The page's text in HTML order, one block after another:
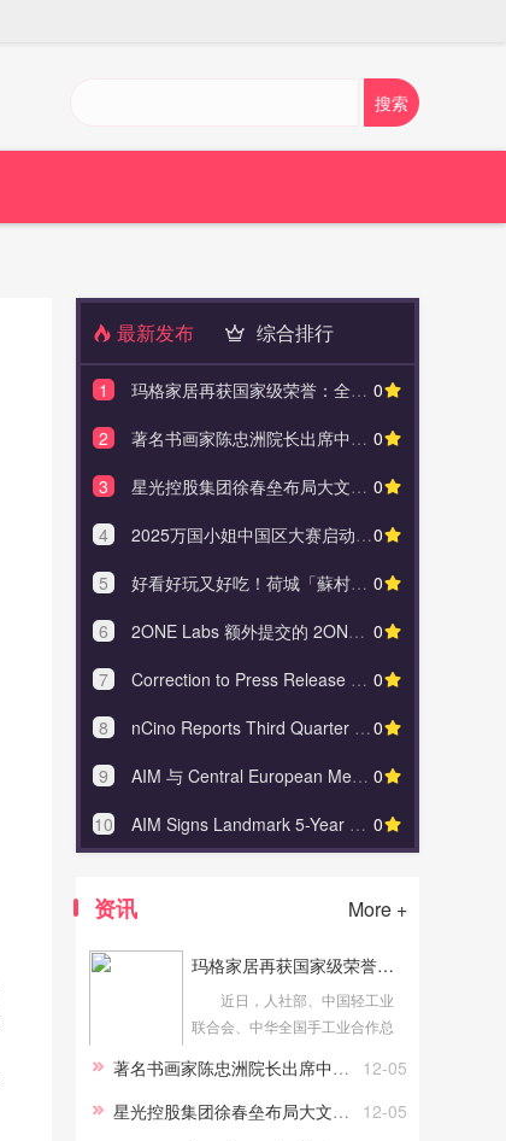
最新发布 综合排行
0
1
玛格家居再获国家级荣誉：全国轻工业先进集体
0
2
著名书画家陈忠洲院长出席中国致公党第十六届中央委员会第三次全体会议
0
3
星光控股集团徐春垒布局大文旅，多地投资超 180 亿
0
4
2025万国小姐中国区大赛启动发布会圆满成功！
0
5
好看好玩又好吃！荷城「蘇村有鲤文化夜」太惊艳了
0
6
2ONE Labs 额外提交的 2ONE® 品牌尼古丁袋产品收到 FDA 第二份 PMTA‘接受’通知
0
7
Correction to Press Release Announcing nCino’s Third Quarter Fiscal Year 2025 Financial Results
0
8
nCino Reports Third Quarter Fiscal Year 2025 Financial Results
0
9
AIM 与 Central European Media Enterprises (CME) 签署了具有里程碑意义的五年协议
0
10 AIM Signs Landmark 5-Year Deal with Central European Media Enterprises (CME)
资讯 More +
玛格家居再获国家级荣誉：全国轻工业先进集体
近日，人社部、中国轻工业
联合会、中华全国手工业合作总
工行业先进集体、劳动模范和先
进工作者的决定》(人社部发
12-05
著名书画家陈忠洲院长出席中国致公党第十六届中央委员会第三次全体会议
12-05
星光控股集团徐春垒布局大文旅，多地投资超 180 亿